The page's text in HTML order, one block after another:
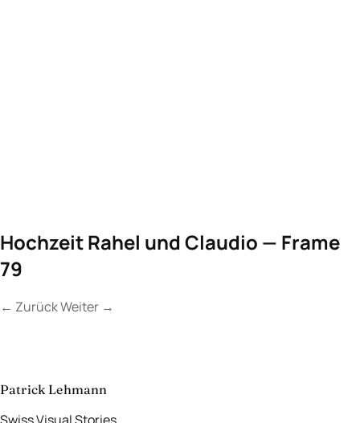
Hochzeit Rahel und Claudio — Frame
79
← ZurückWeiter →
aufnehmen→
Patrick Lehmann